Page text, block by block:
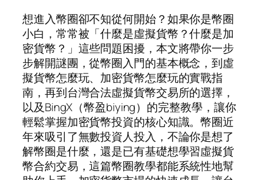
想進入幣圈卻不知從何開始？如果你是幣圈
小白，常常被「什麼是虛擬貨幣？什麼是加
密貨幣？」這些問題困擾，本文將帶你一步
步解開謎團，從幣圈入門的基本概念，到虛
擬貨幣怎麼玩、加密貨幣怎麼玩的實戰指
南，再到台灣合法虛擬貨幣交易所的選擇，
以及BingX（幣盈biying）的完整教學，讓你
輕鬆掌握加密貨幣投資的核心知識。幣圈近
年來吸引了無數投資人投入，不論你是想了
解幣圈是什麼，還是已有基礎想學習虛擬貨
幣合約交易，這篇幣圈教學都能系統性地幫